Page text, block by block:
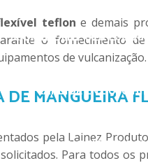
CARBIDE LNZ 026 (S-006)
CARBIDE LNZ 030
CARBIDE LNZ
teflon e demais
o fornecimento
de vulcanização.
MANGUEIRA
pela Lainez
Para todos os